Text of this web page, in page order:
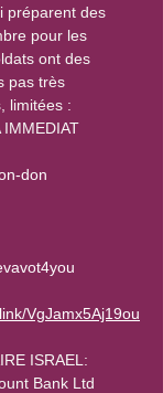
préparent des
pour les
ont des
pas très
limitées :
IMMEDIAT
don
VgJamx5Aj19ou
ISRAEL:
Bank Ltd